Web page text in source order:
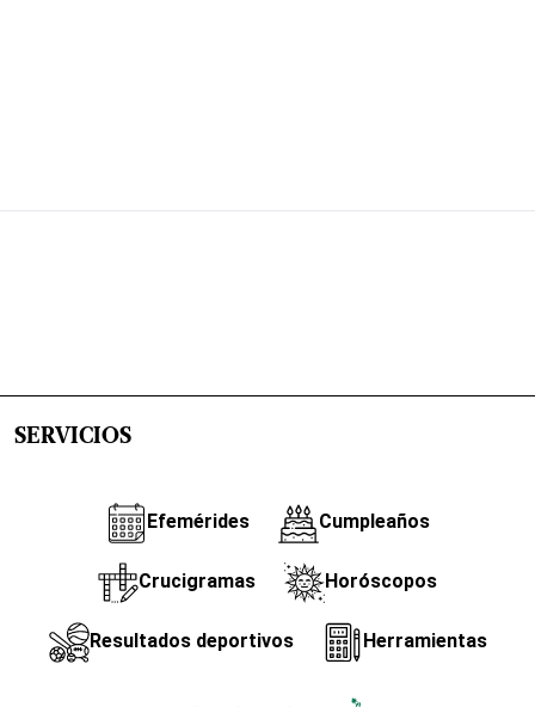
SERVICIOS
Efemérides Cumpleaños
Crucigramas Horóscopos
Resultados deportivos Herramientas